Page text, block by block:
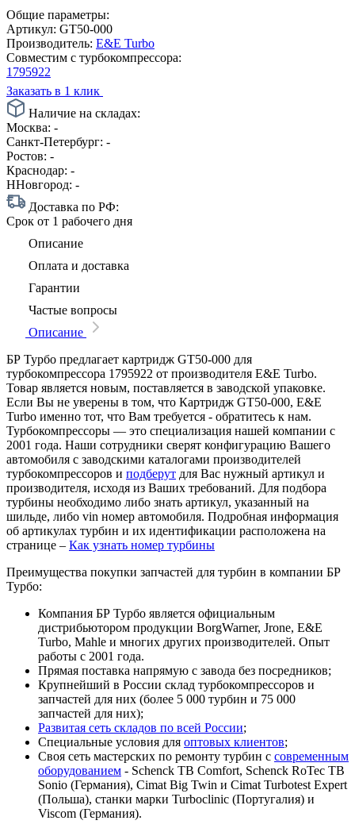
Общие параметры:
Артикул: GT50-000
Производитель: E&E Turbo
Совместим с турбокомпрессора:
1795922
Заказать в 1 клик
Наличие на складах:
Москва: -
Санкт-Петербург: -
Ростов: -
Краснодар: -
ННовгород: -
Доставка по РФ:
Срок от 1 рабочего дня
Описание
Оплата и доставка
Гарантии
Частые вопросы
Описание
БР Турбо предлагает картридж GT50-000 для
турбокомпрессора 1795922 от производителя E&E Turbo.
Товар является новым, поставляется в заводской упаковке.
Если Вы не уверены в том, что Картридж GT50-000, E&E
Turbo именно тот, что Вам требуется - обратитесь к нам.
Турбокомпрессоры — это специализация нашей компании с
2001 года. Наши сотрудники сверят конфигурацию Вашего
автомобиля с заводскими каталогами производителей
турбокомпрессоров и подберут для Вас нужный артикул и
производителя, исходя из Ваших требований. Для подбора
турбины необходимо либо знать артикул, указанный на
шильде, либо vin номер автомобиля. Подробная информация
об артикулах турбин и их идентификации расположена на
странице – Как узнать номер турбины
Преимущества покупки запчастей для турбин в компании БР
Турбо:
Компания БР Турбо является официальным
дистрибьютором продукции BorgWarner, Jrone, E&E
Turbo, Mahle и многих других производителей. Опыт
работы с 2001 года.
Прямая поставка напрямую с завода без посредников;
Крупнейший в России склад турбокомпрессоров и
запчастей для них (более 5 000 турбин и 75 000
запчастей для них);
Развитая сеть складов по всей России;
Специальные условия для оптовых клиентов;
Своя сеть мастерских по ремонту турбин с современным
оборудованием - Schenck TB Comfort, Schenck RoTec TB
Sonio (Германия), Cimat Big Twin и Cimat Turbotest Expert
(Польша), станки марки Turboclinic (Португалия) и
Viscom (Германия).